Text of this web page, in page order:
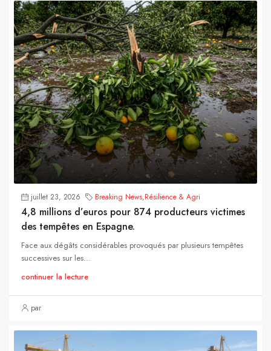
juillet 23, 2026 Breaking News,Résilience & Agri
4,8 millions d’euros pour 874 producteurs victimes
des tempêtes en Espagne.
Face aux dégâts considérables provoqués par plusieurs tempêtes
successives sur les...
continuer la lecture
par